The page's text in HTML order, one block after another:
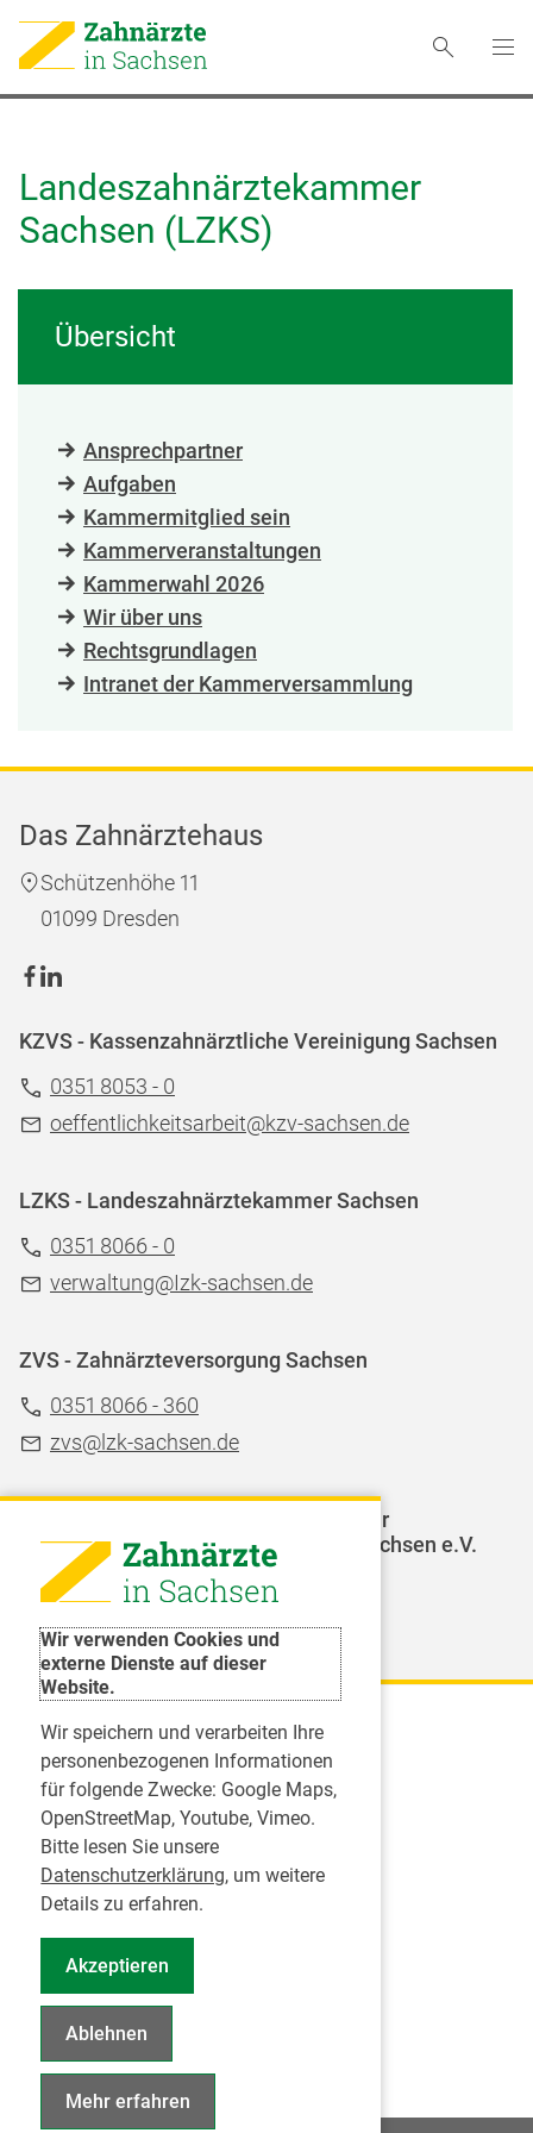
Wir verwenden Cookies und
externe Dienste auf dieser
Website.
Wir speichern und verarbeiten Ihre
personenbezogenen Informationen
für folgende Zwecke: Google Maps,
OpenStreetMap, Youtube, Vimeo.
Bitte lesen Sie unsere
Datenschutzerklärung, um weitere
Details zu erfahren.
Akzeptieren
Ablehnen
Mehr erfahren
Landeszahnärztekammer
Sachsen (LZKS)
Übersicht
Ansprechpartner
Aufgaben
Kammermitglied sein
Kammerveranstaltungen
Kammerwahl 2026
Wir über uns
Rechtsgrundlagen
Intranet der Kammerversammlung
Das Zahnärztehaus
Schützenhöhe 11
01099 Dresden
KZVS - Kassenzahnärztliche Vereinigung Sachsen
0351 8053 - 0
oeffentlichkeitsarbeit@kzv-sachsen.de
LZKS - Landeszahnärztekammer Sachsen
0351 8066 - 0
verwaltung@Izk-sachsen.de
ZVS - Zahnärzteversorgung Sachsen
0351 8066 - 360
zvs@lzk-sachsen.de
LAGZ - Landesarbeitsgemeinschaft für
Jugendzahnpflege des Freistaates Sachsen e.V.
Karriere
Inserate
Praktikum in einer Zahnarztpraxis
Jobs im Zahnärztehaus
Presse
Pressemitteilungen